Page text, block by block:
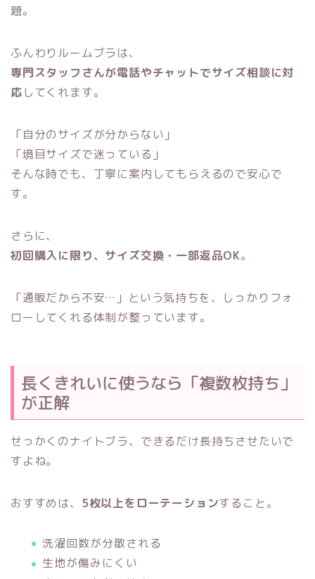
題。
ふんわりルームブラは、
専門スタッフさんが電話やチャットでサイズ相談に対
応してくれます。
「自分のサイズが分からない」
「境目サイズで迷っている」
そんな時でも、丁寧に案内してもらえるので安心で
す。
さらに、
初回購入に限り、サイズ交換・一部返品OK。
「通販だから不安…」という気持ちを、しっかりフォ
ローしてくれる体制が整っています。
長くきれいに使うなら「複数枚持ち」
が正解
せっかくのナイトブラ、できるだけ長持ちさせたいで
すよね。
おすすめは、 5枚以上をローテーションすること。
洗濯回数が分散される
生地が傷みにくい